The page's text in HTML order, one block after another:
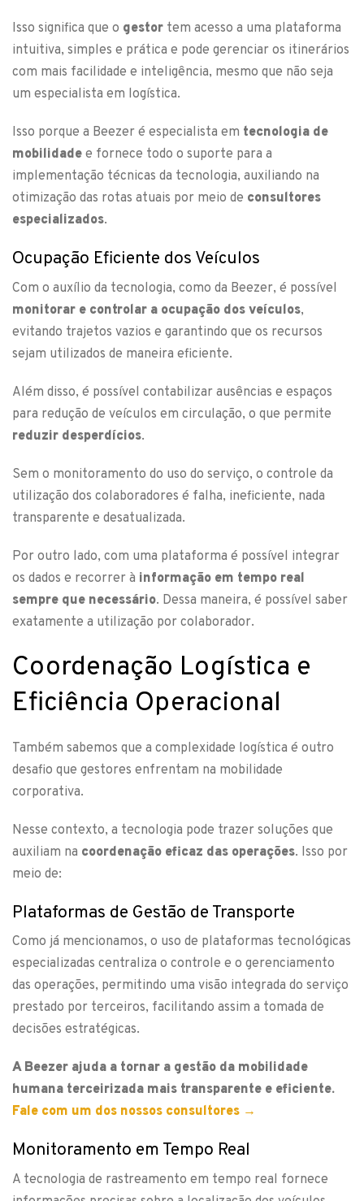
Isso significa que o gestor tem acesso a uma plataforma
intuitiva, simples e prática e pode gerenciar os itinerários
com mais facilidade e inteligência, mesmo que não seja
um especialista em logística.
Isso porque a Beezer é especialista em tecnologia de
mobilidade e fornece todo o suporte para a
implementação técnicas da tecnologia, auxiliando na
otimização das rotas atuais por meio de consultores
especializados.
Ocupação Eficiente dos Veículos
Com o auxílio da tecnologia, como da Beezer, é possível
monitorar e controlar a ocupação dos veículos,
evitando trajetos vazios e garantindo que os recursos
sejam utilizados de maneira eficiente.
Além disso, é possível contabilizar ausências e espaços
para redução de veículos em circulação, o que permite
reduzir desperdícios.
Sem o monitoramento do uso do serviço, o controle da
utilização dos colaboradores é falha, ineficiente, nada
transparente e desatualizada.
Por outro lado, com uma plataforma é possível integrar
os dados e recorrer à informação em tempo real
sempre que necessário. Dessa maneira, é possível saber
exatamente a utilização por colaborador.
Coordenação Logística e
Eficiência Operacional
Também sabemos que a complexidade logística é outro
desafio que gestores enfrentam na mobilidade
corporativa.
Nesse contexto, a tecnologia pode trazer soluções que
auxiliam na coordenação eficaz das operações. Isso por
meio de:
Plataformas de Gestão de Transporte
Como já mencionamos, o uso de plataformas tecnológicas
especializadas centraliza o controle e o gerenciamento
das operações, permitindo uma visão integrada do serviço
prestado por terceiros, facilitando assim a tomada de
decisões estratégicas.
A Beezer ajuda a tornar a gestão da mobilidade
humana terceirizada mais transparente e eficiente.
Fale com um dos nossos consultores →
Monitoramento em Tempo Real
A tecnologia de rastreamento em tempo real fornece